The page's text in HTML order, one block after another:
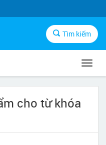
Tìm kiếm
cho từ khóa